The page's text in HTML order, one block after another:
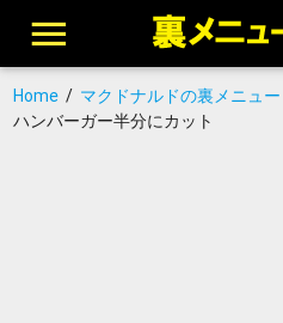
Home/ マクドナルドの裏メニュー
ハンバーガー半分にカット